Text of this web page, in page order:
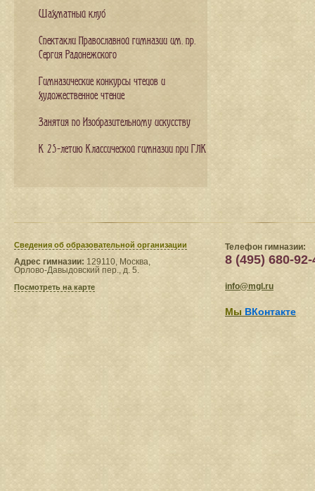
Шахматный клуб
Спектакли Православной гимназии им. пр.
Сергия Радонежского
Гимназические конкурсы чтецов и
художественное чтение
Занятия по Изобразительному искусству
К 25-летию Классической гимназии при ГЛК
Сведения​ об образовательной организации
Адрес гимназии: 129110, Москва,
Орлово-Давыдовский пер., д. 5.
Посмотреть на карте
Телефон гимназии:
8 (495) 680-92-
info@mgl.ru
Мы ВКонтакте